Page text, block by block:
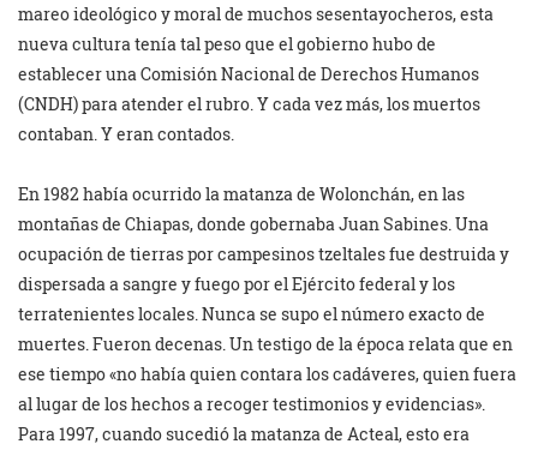
mareo ideológico y moral de muchos sesentayocheros, esta
nueva cultura tenía tal peso que el gobierno hubo de
establecer una Comisión Nacional de Derechos Humanos
(CNDH) para atender el rubro. Y cada vez más, los muertos
contaban. Y eran contados.
En 1982 había ocurrido la matanza de Wolonchán, en las
montañas de Chiapas, donde gobernaba Juan Sabines. Una
ocupación de tierras por campesinos tzeltales fue destruida y
dispersada a sangre y fuego por el Ejército federal y los
terratenientes locales. Nunca se supo el número exacto de
muertes. Fueron decenas. Un testigo de la época relata que en
ese tiempo «no había quien contara los cadáveres, quien fuera
al lugar de los hechos a recoger testimonios y evidencias».
Para 1997, cuando sucedió la matanza de Acteal, esto era